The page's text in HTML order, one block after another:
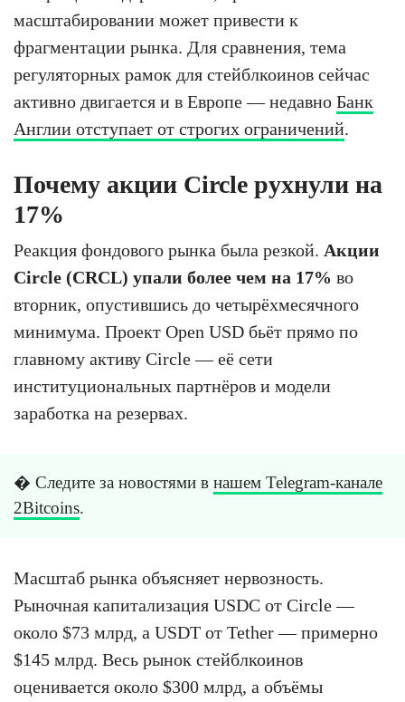
масштабировании может привести к
фрагментации рынка. Для сравнения, тема
регуляторных рамок для стейблкоинов сейчас
активно двигается и в Европе — недавно Банк
Англии отступает от строгих ограничений.
Почему акции Circle рухнули на
17%
Реакция фондового рынка была резкой. Акции
Circle (CRCL) упали более чем на 17% во
вторник, опустившись до четырёхмесячного
минимума. Проект Open USD бьёт прямо по
главному активу Circle — её сети
институциональных партнёров и модели
заработка на резервах.
� Следите за новостями в нашем Telegram-канале
2Bitcoins.
Масштаб рынка объясняет нервозность.
Рыночная капитализация USDC от Circle —
около $73 млрд, а USDT от Tether — примерно
$145 млрд. Весь рынок стейблкоинов
оценивается около $300 млрд, а объёмы